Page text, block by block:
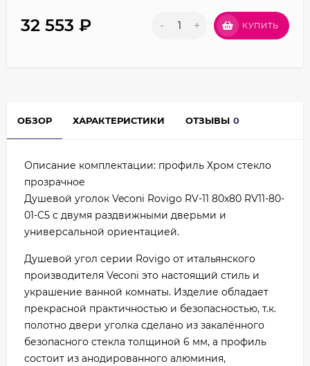
32 553 ₽ - + КУПИТЬ
ОБЗОР ХАРАКТЕРИСТИКИ ОТЗЫВЫ 0
Описание комплектации: профиль Хром стекло
прозрачное
Душевой уголок Veconi Rovigo RV-11 80x80 RV11-80-
01-C5 с двумя раздвижными дверьми и
универсальной ориентацией.
Душевой угол серии Rovigo от итальянского
производителя Veconi это настоящий стиль и
украшение ванной комнаты. Изделие обладает
прекрасной практичностью и безопасностью, т.к.
полотно двери уголка сделано из закалённого
безопасного стекла толщиной 6 мм, а профиль
состоит из анодированного алюминия,